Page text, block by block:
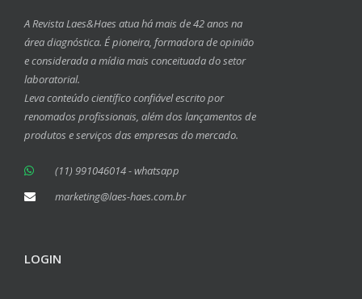
A Revista Laes&Haes atua há mais de 42 anos na
área diagnóstica. É pioneira, formadora de opinião
e considerada a mídia mais conceituada do setor
laboratorial.
Leva conteúdo científico confiável escrito por
renomados profissionais, além dos lançamentos de
produtos e serviços das empresas do mercado.
(11) 991046014 - whatsapp
marketing@laes-haes.com.br
LOGIN